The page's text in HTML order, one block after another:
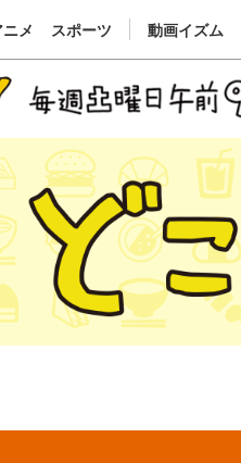
メ スポーツ 動画イズム